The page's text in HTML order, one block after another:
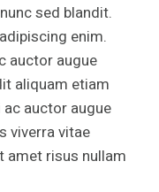
sed blandit.
enim.
auctor augue
aliquam etiam
auctor augue
viverra vitae
amet risus nullam